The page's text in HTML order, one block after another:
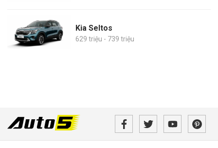
Kia Seltos
629 triệu - 739 triệu